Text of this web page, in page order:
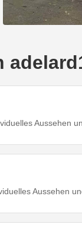
Aussehen
Aussehen